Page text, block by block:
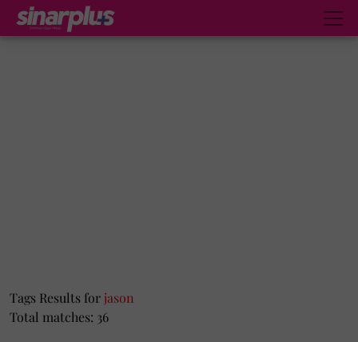
Tags Results for jason
Total matches: 36